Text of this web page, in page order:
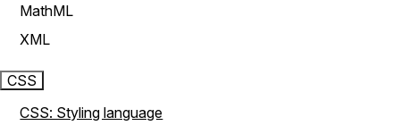
MathML
XML
CSS
CSS: Styling language